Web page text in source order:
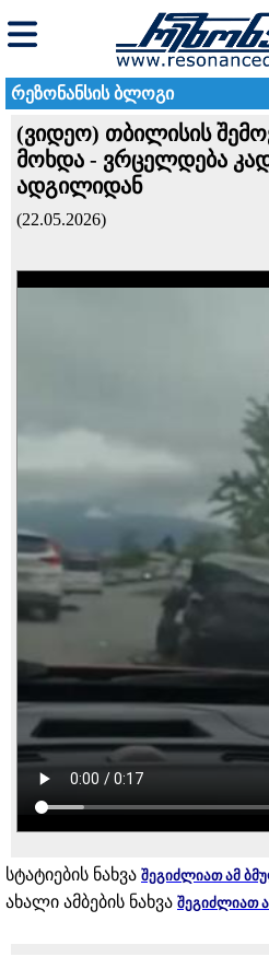
რეზონანსის ბლოგი
(ვიდეო) თბილისის
მოხდა - ვრცელდება
ადგილიდან
(22.05.2026)
სტატიების ნახვა შეგიძლიათ ამ
ახალი ამბების ნახვა შეგიძლიათ